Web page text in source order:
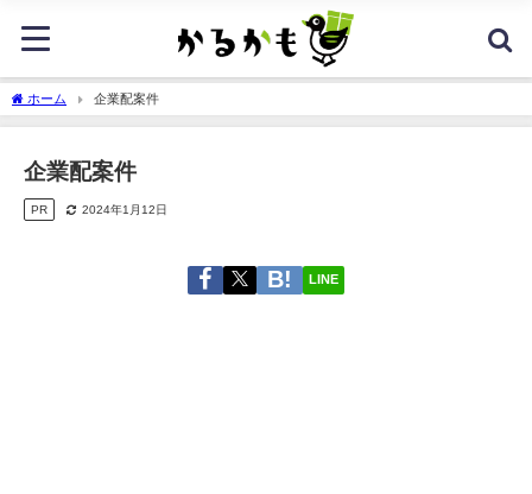
ホーム 企業配案件
企業配案件
PR 2024年1月12日
LINE